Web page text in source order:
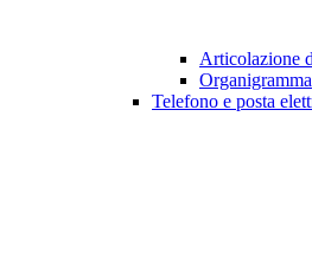
Articolazione
Organigramma
Telefono e posta